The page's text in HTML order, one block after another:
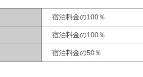
宿泊料金の100％
宿泊料金の100％
宿泊料金の50％